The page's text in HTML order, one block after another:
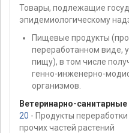
Товары, подлежащие
эпидемиологическому
Пищевые продукты
переработанном виде,
пищу), в том числе
генно-инженерно-
организмов.
Ветеринарно-
20 - Продукты
прочих частей растений